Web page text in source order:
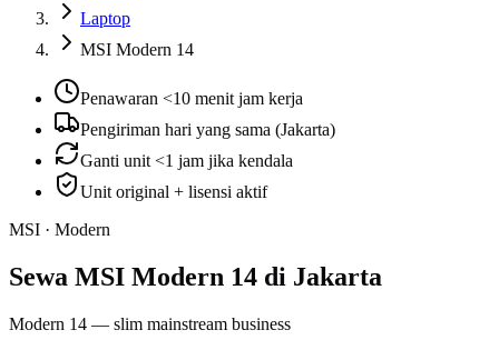
Laptop
MSI Modern 14
Penawaran <10 menit jam kerja
Pengiriman hari yang sama (Jakarta)
Ganti unit <1 jam jika kendala
Unit original + lisensi aktif
MSI · Modern
Sewa MSI Modern 14 di Jakarta
Modern 14 — slim mainstream business